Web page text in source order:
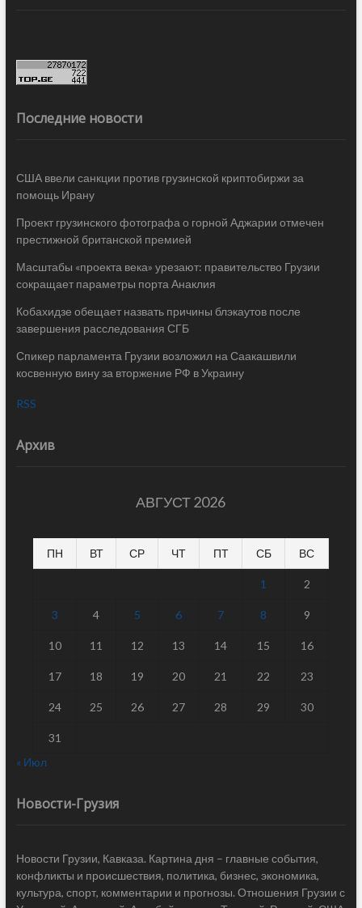
Последние новости
США ввели санкции против грузинской криптобиржи за
помощь Ирану
Проект грузинского фотографа о горной Аджарии отмечен
престижной британской премией
Масштабы «проекта века» урезают: правительство Грузии
сокращает параметры порта Анаклия
Кобахидзе обещает назвать причины блэкаутов после
завершения расследования СГБ
Спикер парламента Грузии возложил на Саакашвили
косвенную вину за вторжение РФ в Украину
RSS
Архив
АВГУСТ 2026
ПН ВТ СР ЧТ ПТ СБ ВС
1 2
3 4 5 6 7 8 9
10 11 12 13 14 15 16
17 18 19 20 21 22 23
24 25 26 27 28 29 30
31
« Июл
Новости-Грузия
Новости Грузии, Кавказа. Картина дня – главные события,
конфликты и происшествия, политика, бизнес, экономика,
культура, спорт, комментарии и прогнозы. Отношения Грузии с